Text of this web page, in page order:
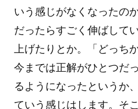
いう感じがなくなったの
だったらすごく伸ばして
上げたりとか。「どっち
今までは正解がひとつだ
るようになったというか
ていう感じはします。そ